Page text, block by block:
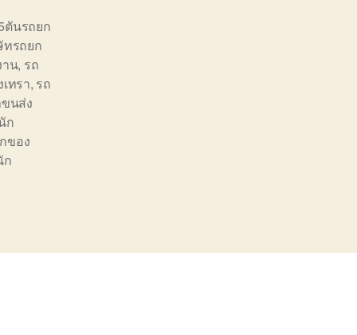
ตันรถยก
ทรถยก
าน, รถ
ทรา, รถ
นส่ง
ก
ของ
ก